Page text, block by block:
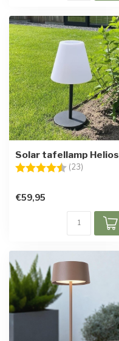
Solar tafellamp Helios
Beoordeling: (23)
€59,95